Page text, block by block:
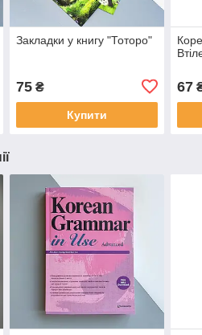
Закладки у книгу "Тоторо"
75₴
Купити
67